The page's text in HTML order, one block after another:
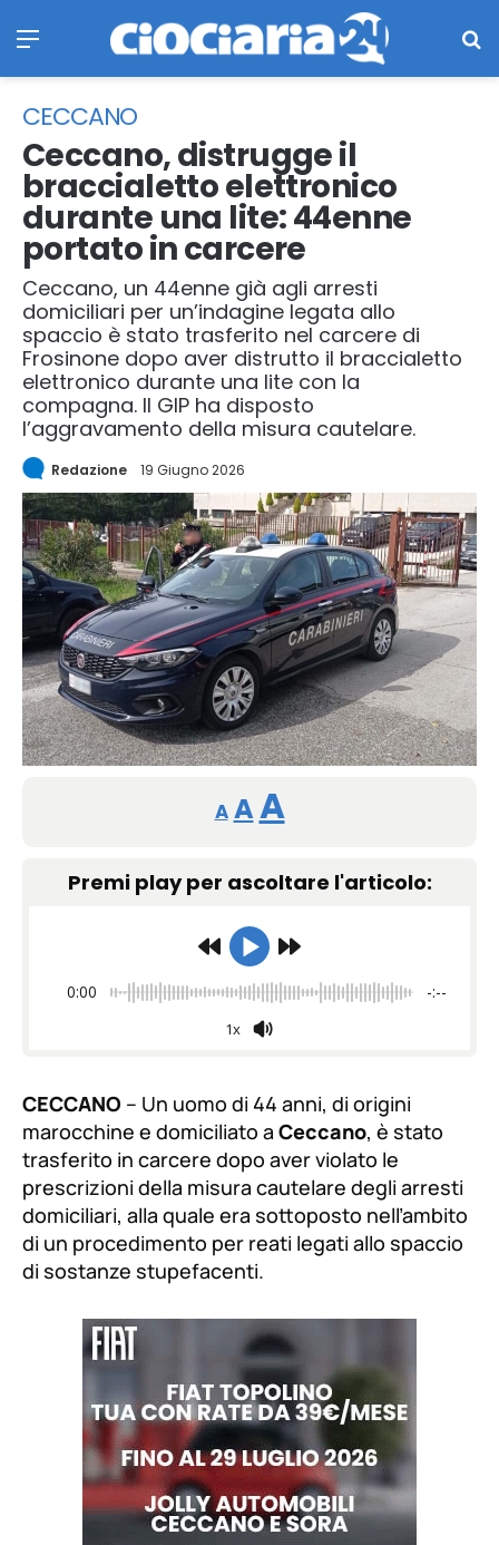
CECCANO
Ceccano, distrugge il
braccialetto elettronico
durante una lite: 44enne
portato in carcere
Ceccano, un 44enne già agli arresti
domiciliari per un’indagine legata allo
spaccio è stato trasferito nel carcere di
Frosinone dopo aver distrutto il braccialetto
elettronico durante una lite con la
compagna. Il GIP ha disposto
l’aggravamento della misura cautelare.
Redazione 19 Giugno 2026
A
Reducir
tamaño
fuente.
A Restablecer
de
fuente
AAumentar
tamaño
fuente.
Premi play per ascoltare l'articolo:
0:00 -:--
1x
CECCANO – Un uomo di 44 anni, di origini
marocchine e domiciliato a Ceccano, è stato
trasferito in carcere dopo aver violato le
prescrizioni della misura cautelare degli arresti
domiciliari, alla quale era sottoposto nell’ambito
di un procedimento per reati legati allo spaccio
di sostanze stupefacenti.